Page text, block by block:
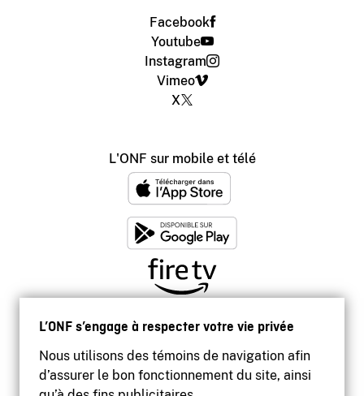
L’ONF s’engage à respecter votre vie privée
Nous utilisons des témoins de navigation afin
d’assurer le bon fonctionnement du site, ainsi
Facebook
Youtube
Instagram
Vimeo
X
L'ONF sur mobile et télé